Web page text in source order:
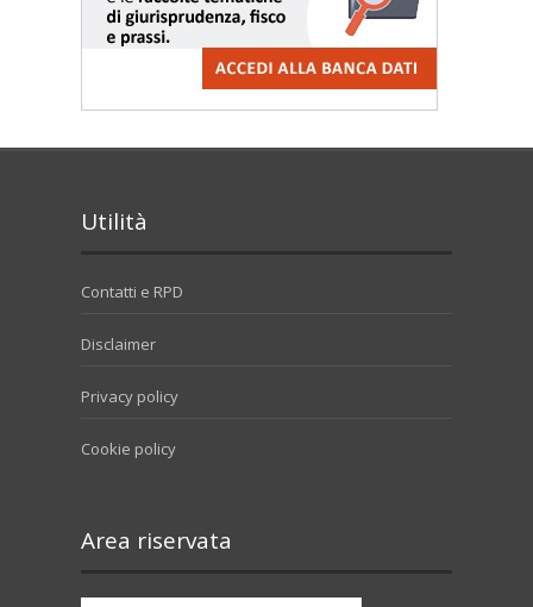
Utilità
Contatti e RPD
Disclaimer
Privacy policy
Cookie policy
Area riservata